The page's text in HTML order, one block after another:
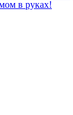
в руках!